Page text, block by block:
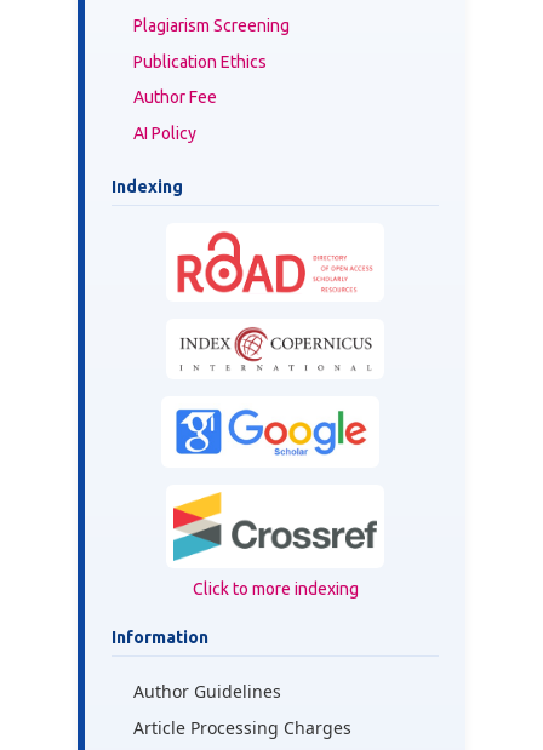
Plagiarism Screening
Publication Ethics
Author Fee
AI Policy
Indexing
Click to more indexing
Information
Author Guidelines
Article Processing Charges